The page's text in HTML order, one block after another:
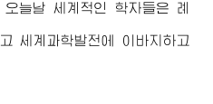
늘날 세계적인 학자들은 례
세계과학발전에 이바지하고